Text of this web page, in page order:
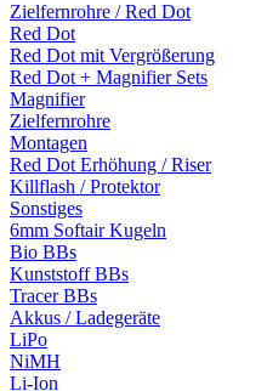
Zielfernrohre / Red Dot
Red Dot
Red Dot mit Vergrößerung
Red Dot + Magnifier Sets
Magnifier
Zielfernrohre
Montagen
Red Dot Erhöhung / Riser
Killflash / Protektor
Sonstiges
6mm Softair Kugeln
Bio BBs
Kunststoff BBs
Tracer BBs
Akkus / Ladegeräte
LiPo
NiMH
Li-Ion